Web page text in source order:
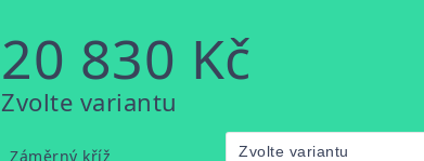
20 830 Kč
Měrná
Zvolte variantu
Záměrný kříž